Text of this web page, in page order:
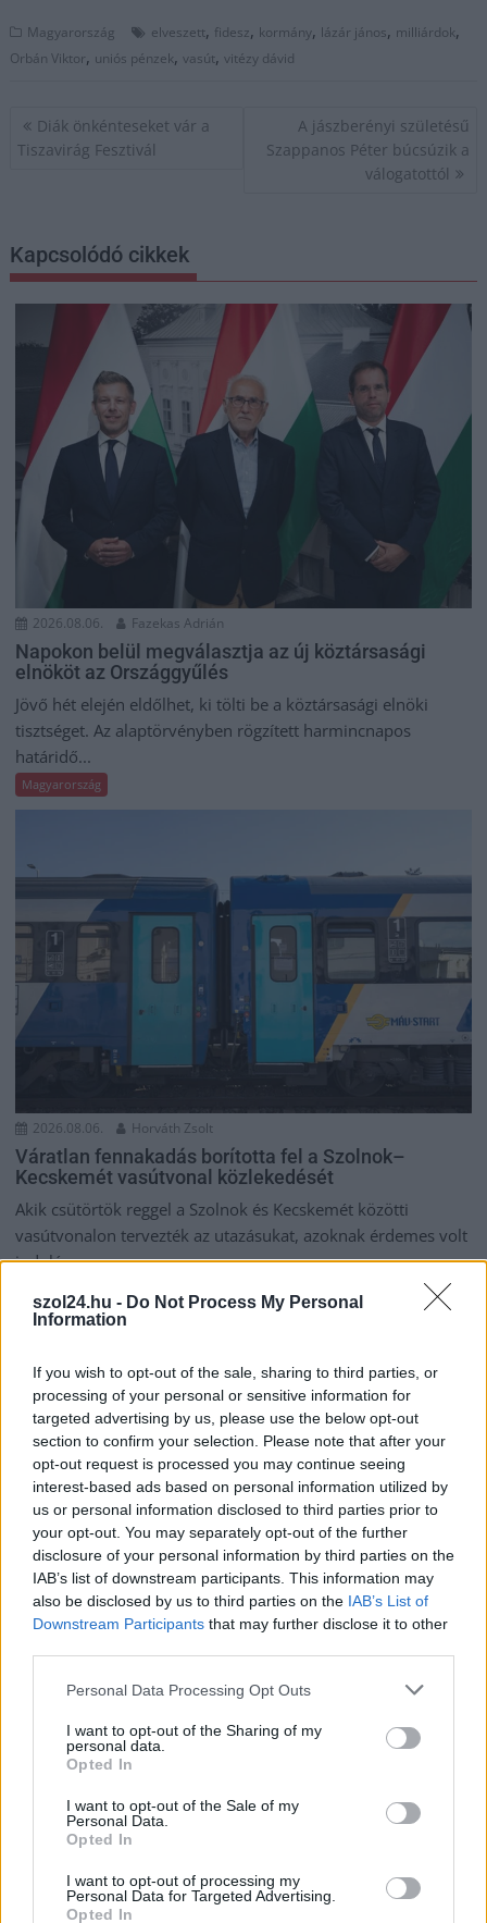
szol24.hu - Do Not Process My Personal
Information
If you wish to opt-out of the sale, sharing to third parties, or
processing of your personal or sensitive information for
targeted advertising by us, please use the below opt-out
section to confirm your selection. Please note that after your
opt-out request is processed you may continue seeing
interest-based ads based on personal information utilized by
us or personal information disclosed to third parties prior to
your opt-out. You may separately opt-out of the further
disclosure of your personal information by third parties on the
IAB’s list of downstream participants. This information may
also be disclosed by us to third parties on the IAB’s List of
Downstream Participants that may further disclose it to other
Please note that this website/app uses one or more Google
not limited to your visit or usage behaviour. You may click to
grant or deny consent to Google and its third-party tags to
use your data for below specified purposes in below Google
consent section.
Personal Data Processing Opt Outs
I want to opt-out of the Sharing of my
personal data.
Opted In
I want to opt-out of the Sale of my
Personal Data.
Opted In
I want to opt-out of processing my
Personal Data for Targeted Advertising.
Opted In
Magyarország elveszett, fidesz, kormány, lázár jános, milliárdok,
Orbán Viktor, uniós pénzek,vasút,vitézy dávid
Bejegyzés
navigáció
Diák önkénteseket vár a
Tiszavirág Fesztivál
A jászberényi születésű
Szappanos Péter búcsúzik a
válogatottól
Kapcsolódó cikkek
2026.08.06. Fazekas Adrián
Napokon belül megválasztja az új köztársasági
elnököt az Országgyűlés
Jövő hét elején eldőlhet, ki tölti be a köztársasági elnöki
tisztséget. Az alaptörvényben rögzített harmincnapos
határidő...
Magyarország
2026.08.06. Horváth Zsolt
Váratlan fennakadás borította fel a Szolnok–
Kecskemét vasútvonal közlekedését
Akik csütörtök reggel a Szolnok és Kecskemét közötti
vasútvonalon tervezték az utazásukat, azoknak érdemes volt
indulás...
2026.08.06. Kiss Lajos
Egyszer fent, egyszer lent, így festett a Duna a két
évvel ezelőtti árvíz idején és így most –
fotógyűjtemény ugyanazokból a szögekből
Akik szeretik az előtte-utána képeket, azok számára
feltétlenül ajánlott ez a képgyűjtemény. Több helyszín
Magyarország